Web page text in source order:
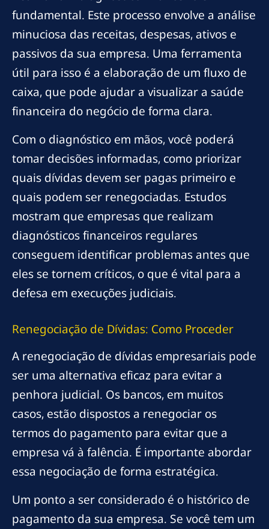
fundamental. Este processo envolve a análise
minuciosa das receitas, despesas, ativos e
passivos da sua empresa. Uma ferramenta
útil para isso é a elaboração de um fluxo de
caixa, que pode ajudar a visualizar a saúde
financeira do negócio de forma clara.
Com o diagnóstico em mãos, você poderá
tomar decisões informadas, como priorizar
quais dívidas devem ser pagas primeiro e
quais podem ser renegociadas. Estudos
mostram que empresas que realizam
diagnósticos financeiros regulares
conseguem identificar problemas antes que
eles se tornem críticos, o que é vital para a
defesa em execuções judiciais.
Renegociação de Dívidas: Como Proceder
A renegociação de dívidas empresariais pode
ser uma alternativa eficaz para evitar a
penhora judicial. Os bancos, em muitos
casos, estão dispostos a renegociar os
termos do pagamento para evitar que a
empresa vá à falência. É importante abordar
essa negociação de forma estratégica.
Um ponto a ser considerado é o histórico de
pagamento da sua empresa. Se você tem um